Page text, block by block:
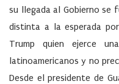
su llegada al Gobierno se
distinta a la esperada
Trump quien ejerce
latinoamericanos y no
Desde el presidente de